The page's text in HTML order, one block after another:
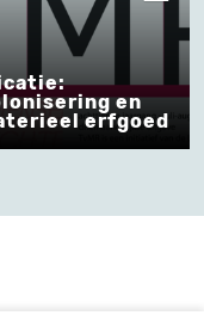
en
erfgoed